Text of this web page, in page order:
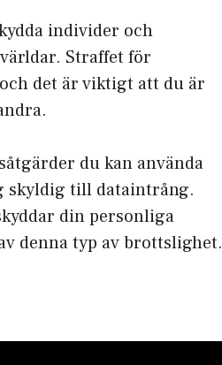
individer och
Straffet för
det är viktigt att du är
du kan använda
skyldig till dataintrång.
din personliga
denna typ av brottslighet.